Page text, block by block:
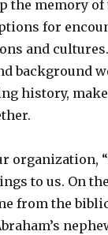
the memory of
for
and
background
history,
organization,
to us. On
from the